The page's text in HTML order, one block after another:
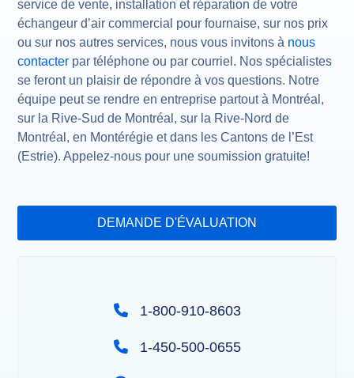
service de vente, installation et réparation de votre
échangeur d’air commercial pour fournaise, sur nos prix
ou sur nos autres services, nous vous invitons à nous
contacter par téléphone ou par courriel. Nos spécialistes
se feront un plaisir de répondre à vos questions. Notre
équipe peut se rendre en entreprise partout à Montréal,
sur la Rive-Sud de Montréal, sur la Rive-Nord de
Montréal, en Montérégie et dans les Cantons de l’Est
(Estrie). Appelez-nous pour une soumission gratuite!
DEMANDE D'ÉVALUATION
1-800-910-8603
1-450-500-0655